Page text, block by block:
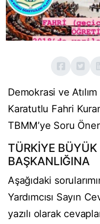
Demokrasi ve
Karatutlu Fahri
TBMM’ye Soru
TÜRKİYE
BAŞKANLIĞINA
Aşağıdaki
Yardımcısı Sayın
yazılı olarak